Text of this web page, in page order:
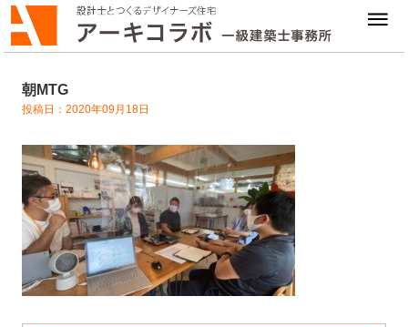
朝MTG
投稿日：2020年09月18日